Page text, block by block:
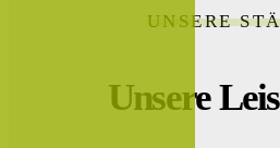
UNSERE
Unsere